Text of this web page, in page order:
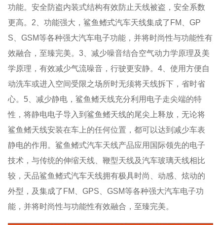
功能。安全防盗内装式结构有效防止天线被盗，安全系数
更高。2、功能强大，鲨鱼鳍式汽车天线集成了FM、GP
S、GSM等各种强大汽车电子功能，并将时尚性与功能性有
效融合，至臻完美。3、减少噪音结合空气动力学原理及美
学原理，有效减少气流噪音，行驶更安静。4、使用方便自
动洗车或进入空间受限之场所时无须将天线拆下，省时省
心。5、减少静电，鲨鱼鳍天线充分利用电子走尖端的特
性，将静电电子导入到鲨鱼鳍天线的尾尖上释放，无论将
鲨鱼鳍天线安装在车上的任何位置，都可以达到减少车表
静电的作用。鲨鱼鳍式汽车天线产品应用国际领先的电子
技术，与传统的伸缩天线、鞭型天线及汽车玻璃天线相比
较，天品鲨鱼鳍式汽车天线拥有极具时尚、动感、炫动的
外型，及集成了FM、GPS、GSM等各种强大汽车电子功
能，并将时尚性与功能性有效融合，至臻完美。